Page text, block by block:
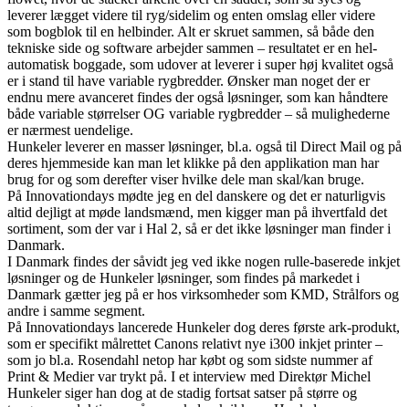
leverer lægget videre til ryg/sidelim og enten omslag eller videre
som bogblok til en helbinder. Alt er skruet sammen, så både den
tekniske side og software arbejder sammen – resultatet er en hel-
automatisk boggade, som udover at leverer i super høj kvalitet også
er i stand til have variable rygbredder. Ønsker man noget der er
endnu mere avanceret findes der også løsninger, som kan håndtere
både variable størrelser OG variable rygbredder – så mulighederne
er nærmest uendelige.
Hunkeler leverer en masser løsninger, bl.a. også til Direct Mail og på
deres hjemmeside kan man let klikke på den applikation man har
brug for og som derefter viser hvilke dele man skal/kan bruge.
På Innovationdays mødte jeg en del danskere og det er naturligvis
altid dejligt at møde landsmænd, men kigger man på ihvertfald det
sortiment, som der var i Hal 2, så er det ikke løsninger man finder i
Danmark.
I Danmark findes der såvidt jeg ved ikke nogen rulle-baserede inkjet
løsninger og de Hunkeler løsninger, som findes på markedet i
Danmark gætter jeg på er hos virksomheder som KMD, Strålfors og
andre i samme segment.
På Innovationdays lancerede Hunkeler dog deres første ark-produkt,
som er specifikt målrettet Canons relativt nye i300 inkjet printer –
som jo bl.a. Rosendahl netop har købt og som sidste nummer af
Print & Medier var trykt på. I et interview med Direktør Michel
Hunkeler siger han dog at de stadig fortsat satser på større og